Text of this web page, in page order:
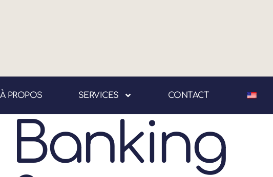
À PROPOS SERVICES CONTACT
Banking